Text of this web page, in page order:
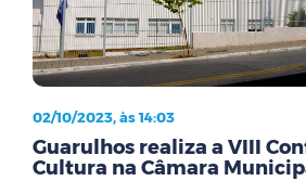
02/10/2023, às 14:03
Guarulhos realiza a VIII
Cultura na Câmara